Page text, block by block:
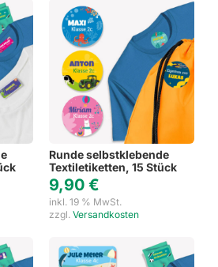
Runde selbstklebende
Textiletiketten, 15 Stück
9,90 €
inkl. 19 % MwSt.
zzgl. Versandkosten